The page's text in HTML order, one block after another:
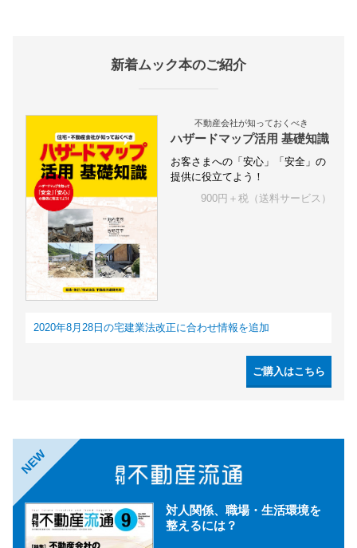
新着ムック本のご紹介
不動産会社が知っておくべき
ハザードマップ活用 基礎知識
お客さまへの「安心」「安全」の
提供に役立てよう！
900円＋税（送料サービス）
2020年8月28日の宅建業法改正に合わせ情報を追加
ご購入はこちら
NEW
対人関係、職場・生活環境を
整えるには？